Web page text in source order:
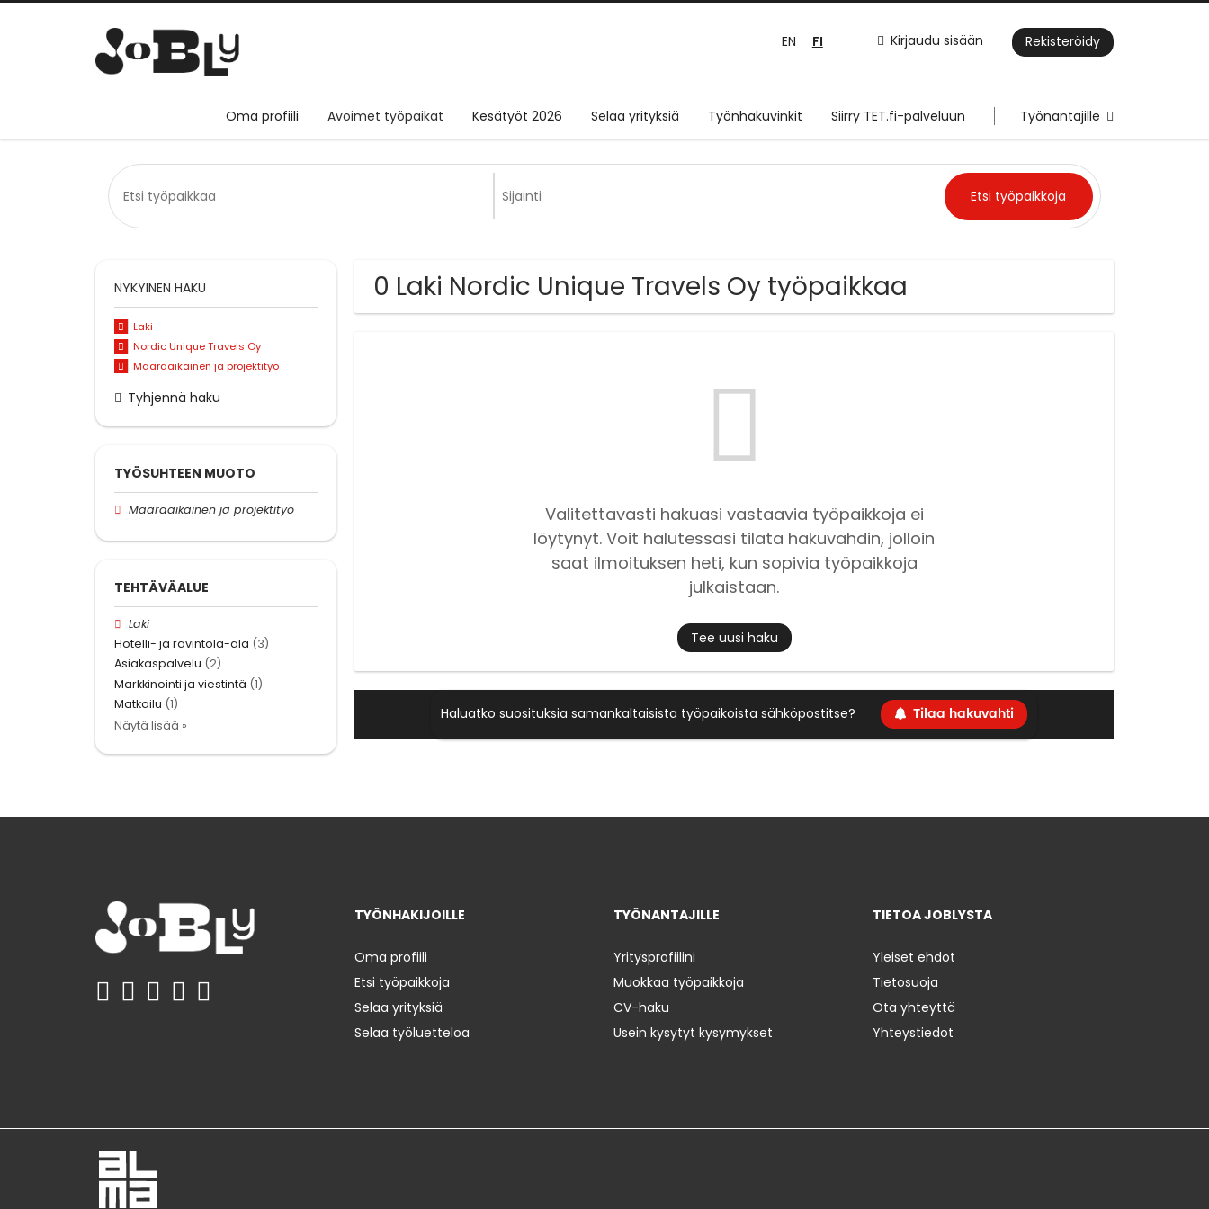
Kirjaudu sisään Rekisteröidy
EN FI
Oma profiili Avoimet työpaikat Kesätyöt 2026 Selaa yrityksiä Työnhakuvinkit Siirry TET.fi-palveluun Työnantajille
0 Laki Nordic Unique Travels Oy työpaikkaa
Valitettavasti hakuasi vastaavia työpaikkoja ei
löytynyt. Voit halutessasi tilata hakuvahdin, jolloin
saat ilmoituksen heti, kun sopivia työpaikkoja
julkaistaan.
Tee uusi haku
Haluatko suosituksia samankaltaisista työpaikoista sähköpostitse? Tilaa hakuvahti
NYKYINEN HAKU
Laki
Nordic Unique Travels Oy
Määräaikainen ja projektityö
Tyhjennä haku
TYÖSUHTEEN MUOTO
Määräaikainen ja projektityö
TEHTÄVÄALUE
Laki
Hotelli- ja ravintola-ala (3)
Asiakaspalvelu (2)
Markkinointi ja viestintä (1)
Matkailu (1)
Näytä lisää »
TYÖNHAKIJOILLE
Oma profiili
Etsi työpaikkoja
Selaa yrityksiä
Selaa työluetteloa
TYÖNANTAJILLE
Yritysprofiilini
Muokkaa työpaikkoja
CV-haku
Usein kysytyt kysymykset
TIETOA JOBLYSTA
Yleiset ehdot
Tietosuoja
Ota yhteyttä
Yhteystiedot